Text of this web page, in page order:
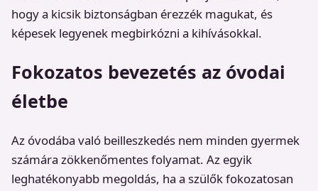
hogy a kicsik biztonságban érezzék magukat, és
képesek legyenek megbirkózni a kihívásokkal.
Fokozatos bevezetés az óvodai
életbe
Az óvodába való beilleszkedés nem minden gyermek
számára zökkenőmentes folyamat. Az egyik
leghatékonyabb megoldás, ha a szülők fokozatosan